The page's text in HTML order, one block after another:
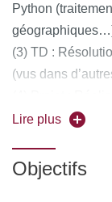
Python
(3) TD :
(vus dans
la résolution
Lire plus
Objectifs